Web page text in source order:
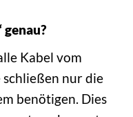
Kabel vom
schließen nur die
benötigen. Dies